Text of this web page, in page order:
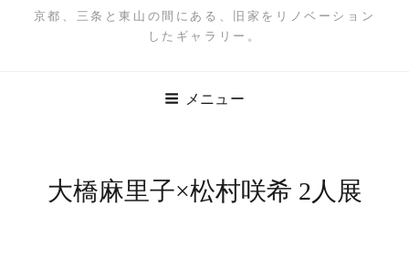
京都、三条と東山の間にある、旧家をリノベーション
したギャラリー。
メニュー
大橋麻里子×松村咲希 2人展